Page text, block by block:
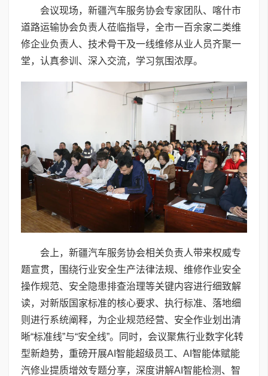
会议现场，新疆汽车服务协会专家团队、喀什市
道路运输协会负责人莅临指导，全市一百余家二类维
修企业负责人、技术骨干及一线维修从业人员齐聚一
堂，认真参训、深入交流，学习氛围浓厚。
会上，新疆汽车服务协会相关负责人带来权威专
题宣贯，围绕行业安全生产法律法规、维修作业安全
操作规范、安全隐患排查治理等关键内容进行细致解
读，对新版国家标准的核心要求、执行标准、落地细
则进行系统阐释，为企业规范经营、安全作业划出清
晰“标准线”与“安全线”。同时，会议聚焦行业数字化转
型新趋势，重磅开展AI智能超级员工、AI智能体赋能
汽修业提质增效专题分享，深度讲解AI智能检测、智